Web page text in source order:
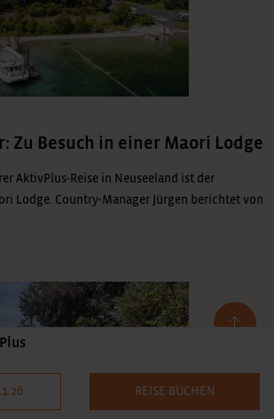
Zu Besuch in einer Maori Lodge
AktivPlus-Reise in Neuseeland ist der
Lodge. Country-Manager Jürgen berichtet von
REISE BUCHEN